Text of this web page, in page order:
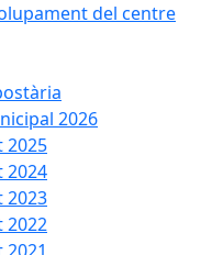
del centre
2026
2025
2024
2023
2022